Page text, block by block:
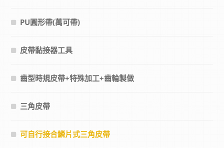
PU圓形帶(萬可帶)
皮帶黏接器工具
齒型時規皮帶+特殊加工+齒輪製做
三角皮帶
可自行接合鱗片式三角皮帶